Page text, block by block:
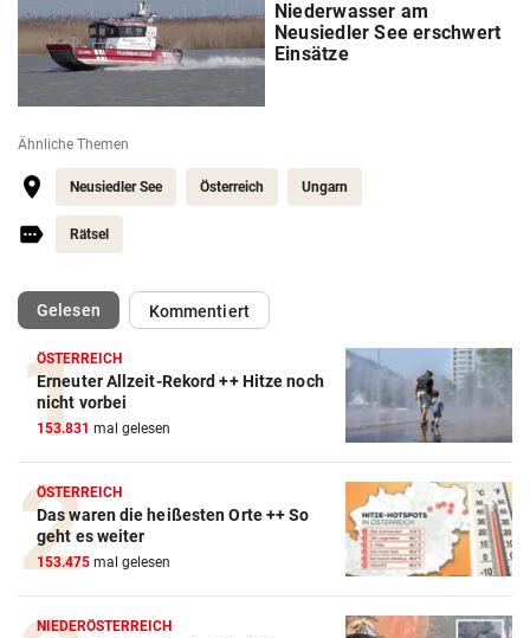
Niederwasser am
Neusiedler See erschwert
Einsätze
Ähnliche Themen
Neusiedler See Österreich Ungarn
Rätsel
Gelesen(ausgewählt)Kommentiert
ÖSTERREICH
Erneuter Allzeit-Rekord ++ Hitze noch
nicht vorbei
153.831 mal gelesen
ÖSTERREICH
Das waren die heißesten Orte ++ So
geht es weiter
153.475 mal gelesen
NIEDERÖSTERREICH